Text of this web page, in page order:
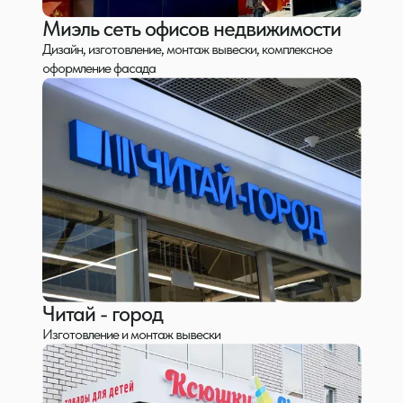
Брендирование автомобилей
Качественная оклейка кузова рекламой с
использованием виниловой плёнки.
Оклейка автомобилей Тест-драйв
от 1 500 руб./м2
от 2 рабочих дней
Интерьерные решения
Изготавливаем вывески, панно, подсветку, торговое
оборудование под Ваш интерьер.
индивидуально от 5 рабочих дней
Миэль сеть офисов недвижимости
Дизайн, изготовление, монтаж вывески, комплексное
оформление фасада
Читай - город
Изготовление и монтаж вывески